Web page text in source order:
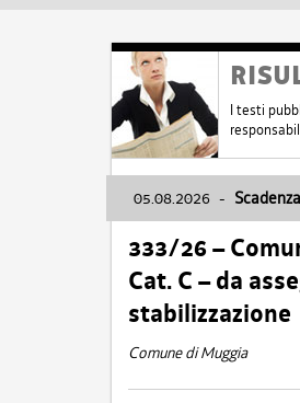
I testi
05.08.2026 -
333/26 –
Cat. C – da
stabilizzazione
Comune di Muggia